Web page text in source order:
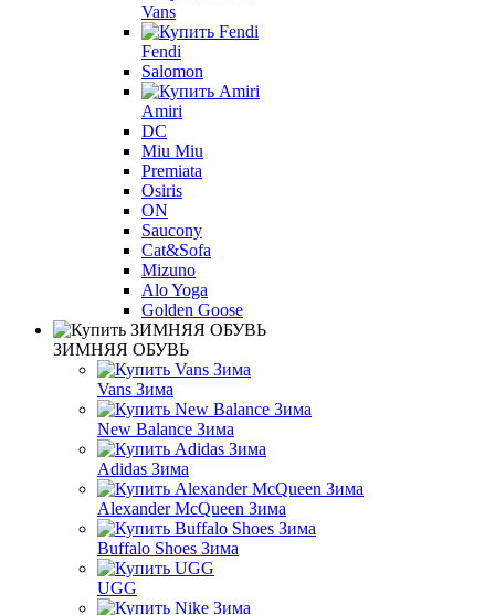
Vans
Fendi
Salomon
Amiri
DC
Miu Miu
Premiata
Osiris
ON
Saucony
Cat&Sofa
Mizuno
Alo Yoga
Golden Goose
ЗИМНЯЯ ОБУВЬ
Vans Зима
New Balance Зима
Adidas Зима
Alexander McQueen Зима
Buffalo Shoes Зима
UGG